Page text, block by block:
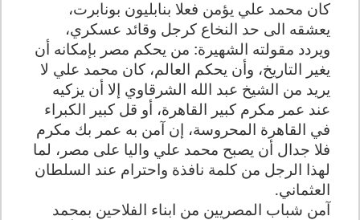
كان محمد علي يؤمن فعلا بنابليون بونابرت،
يعشقه الى حد النخاع كرجل وقائد عسكري،
ويردد مقولته الشهيرة: من يحكم مصر بإمكانه أن
يغير التاريخ‏، وأن يحكم العالم، كان محمد علي لا
يريد من الشيخ عبد الله الشرقاوي إلا أن يزكيه
عند عمر مكرم كبير القاهرة، أو قل كبير الكبراء
في القاهرة المحروسة، إن آمن به عمر بك مكرم
فلا جدال أن يصبح محمد علي واليا على مصر، لما
لهذا الرجل من كلمة نافذة واحترام عند السلطان
العثماني.
آمن شباب المصريين من ابناء الفلاحين بمحمد